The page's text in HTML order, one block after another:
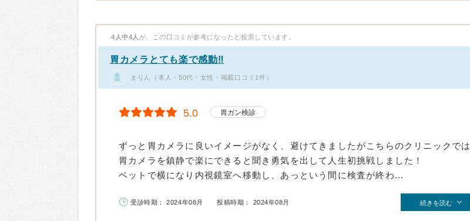
4人中4人 が、この口コミが参考になったと投票しています。
胃カメラとても楽で感動‼︎
まりん（本人・50代・女性・掲載口コミ1件）
5.0 胃ガン検診
ずっと胃カメラに良いイメージがなく、避けてきましたがこちらのクリニックでは
胃カメラを鎮静で楽にできると聞き勇気を出して人生初挑戦しました！
ベットで横になり内視鏡室へ移動し、あっという間に検査が終わ...
受診時期： 2024年08月 投稿時期： 2024年08月 続きを読む